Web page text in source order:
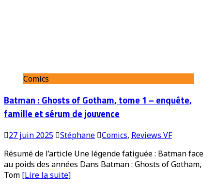
Comics
Batman : Ghosts of Gotham, tome 1 – enquête,
famille et sérum de jouvence
27 juin 2025 Stéphane Comics, Reviews VF
Résumé de l’article Une légende fatiguée : Batman face
au poids des années Dans Batman : Ghosts of Gotham,
Tom [Lire la suite]